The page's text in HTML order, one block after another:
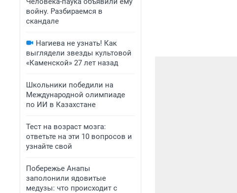
войну. Разбираемся в
скандале
Нагиева не узнать! Как
выглядели звезды культовой
«Каменской» 27 лет назад
Школьники победили на
Международной олимпиаде
по ИИ в Казахстане
Тест на возраст мозга:
ответьте на эти 10 вопросов и
узнайте свой
Побережье Анапы
заполонили ядовитые
медузы: что происходит с